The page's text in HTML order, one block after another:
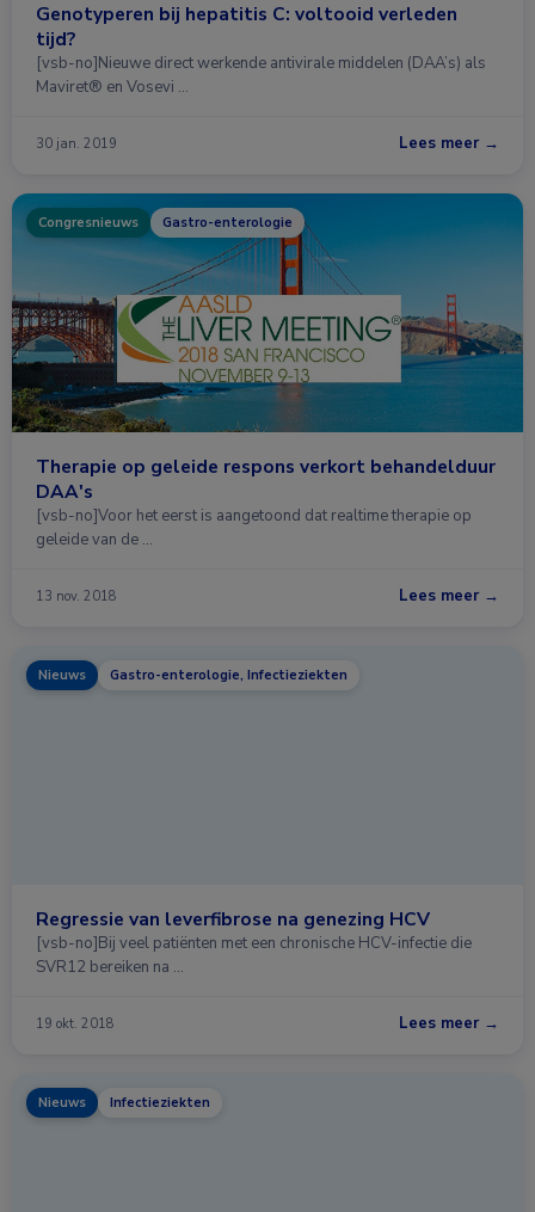
Genotyperen bij hepatitis C: voltooid verleden
tijd?
[vsb-no]Nieuwe direct werkende antivirale middelen (DAA’s) als
Maviret® en Vosevi …
30 jan. 2019 Lees meer →
Congresnieuws Gastro-enterologie
Therapie op geleide respons verkort behandelduur
DAA's
[vsb-no]Voor het eerst is aangetoond dat realtime therapie op
geleide van de …
13 nov. 2018 Lees meer →
Nieuws Gastro-enterologie, Infectieziekten
Regressie van leverfibrose na genezing HCV
[vsb-no]Bij veel patiënten met een chronische HCV-infectie die
SVR12 bereiken na …
19 okt. 2018 Lees meer →
Nieuws Infectieziekten